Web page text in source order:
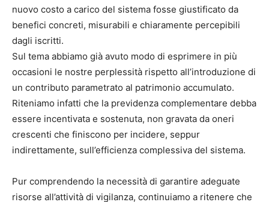
nuovo costo a carico del sistema fosse giustificato da
benefici concreti, misurabili e chiaramente percepibili
dagli iscritti.
Sul tema abbiamo già avuto modo di esprimere in più
occasioni le nostre perplessità rispetto all’introduzione di
un contributo parametrato al patrimonio accumulato.
Riteniamo infatti che la previdenza complementare debba
essere incentivata e sostenuta, non gravata da oneri
crescenti che finiscono per incidere, seppur
indirettamente, sull’efficienza complessiva del sistema.
Pur comprendendo la necessità di garantire adeguate
risorse all’attività di vigilanza, continuiamo a ritenere che